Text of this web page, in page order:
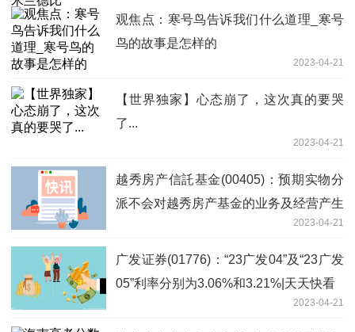
观焦点：寒号鸟告诉我们什么道理_寒号
鸟的故事是怎样的
2023-04-21
【世界独家】心态崩了，这次真的要哭
了...
2023-04-21
越秀房产信託基金(00405)：预期实物分
派不会对越秀房产基金的业务及经营产生
2023-04-21
广发证券(01776)：“23广发04”及“23广发
05”利率分别为3.06%和3.21%|天天快看
2023-04-21